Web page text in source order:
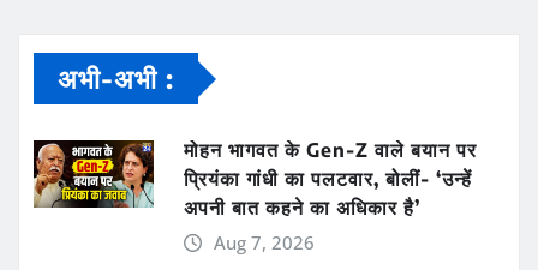
अभी-अभी :
मोहन भागवत के Gen-Z वाले बयान पर
प्रियंका गांधी का पलटवार, बोलीं- ‘उन्हें
अपनी बात कहने का अधिकार है’
Aug 7, 2026